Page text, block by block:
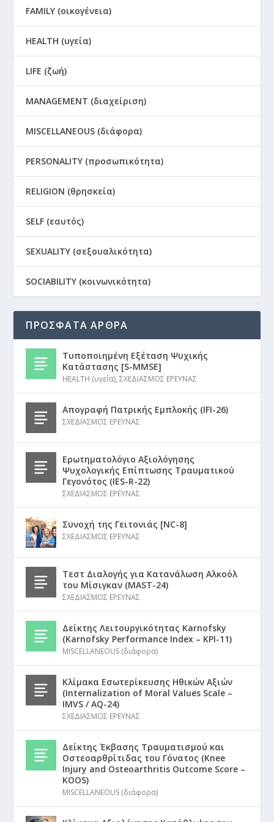
FAMILY (οικογένεια)
HEALTH (υγεία)
LIFE (ζωή)
MANAGEMENT (διαχείριση)
MISCELLANEOUS (διάφορα)
PERSONALITY (προσωπικότητα)
RELIGION (θρησκεία)
SELF (εαυτός)
SEXUALITY (σεξουαλικότητα)
SOCIABILITY (κοινωνικότητα)
ΠΡΟΣΦΑΤΑ ΑΡΘΡΑ
Τυποποιημένη Εξέταση Ψυχικής
Κατάστασης [S-MMSE]
HEALTH (υγεία),ΣΧΕΔΙΑΣΜΟΣ ΕΡΕΥΝΑΣ
Απογραφή Πατρικής Εμπλοκής (IFI-26)
ΣΧΕΔΙΑΣΜΟΣ ΕΡΕΥΝΑΣ
Ερωτηματολόγιο Αξιολόγησης
Ψυχολογικής Επίπτωσης Τραυματικού
Γεγονότος (IES-R-22)
ΣΧΕΔΙΑΣΜΟΣ ΕΡΕΥΝΑΣ
Συνοχή της Γειτονιάς [NC-8]
ΣΧΕΔΙΑΣΜΟΣ ΕΡΕΥΝΑΣ
Τεστ Διαλογής για Κατανάλωση Αλκοόλ
του Μίσιγκαν (MAST-24)
ΣΧΕΔΙΑΣΜΟΣ ΕΡΕΥΝΑΣ
Δείκτης Λειτουργικότητας Karnofsky
(Karnofsky Performance Index – KPI-11)
MISCELLANEOUS (διάφορα)
Κλίμακα Εσωτερίκευσης Ηθικών Αξιών
(Internalization of Moral Values Scale –
IMVS / AQ-24)
ΣΧΕΔΙΑΣΜΟΣ ΕΡΕΥΝΑΣ
Δείκτης Έκβασης Τραυματισμού και
Οστεοαρθρίτιδας του Γόνατος (Knee
Injury and Osteoarthritis Outcome Score –
KOOS)
MISCELLANEOUS (διάφορα)